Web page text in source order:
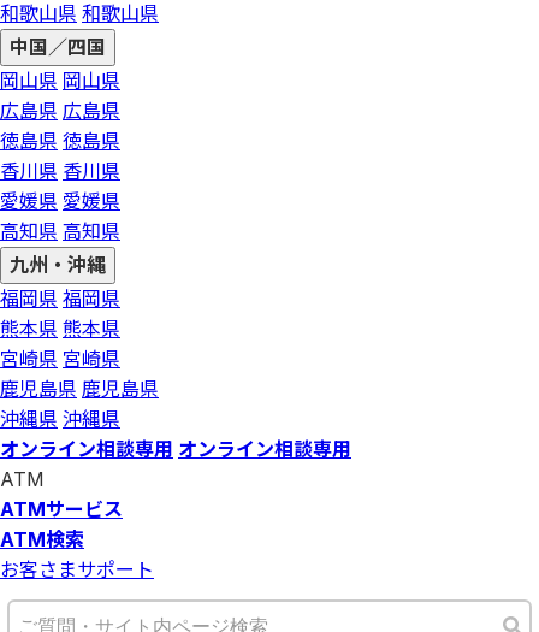
和歌山県 和歌山県
中国／四国
岡山県 岡山県
広島県 広島県
徳島県 徳島県
香川県 香川県
愛媛県 愛媛県
高知県 高知県
九州・沖縄
福岡県 福岡県
熊本県 熊本県
宮崎県 宮崎県
鹿児島県 鹿児島県
沖縄県 沖縄県
オンライン相談専用 オンライン相談専用
ATM
ATMサービス
ATM検索
お客さまサポート